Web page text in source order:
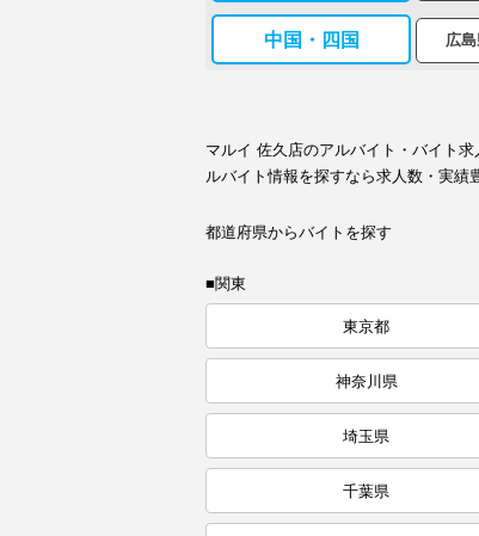
中国・四国 広
マルイ 佐久店のアルバイト・バイト
ルバイト情報を探すなら求人数・実績
都道府県からバイトを探す
■関東
東京都
神奈川県
埼玉県
千葉県